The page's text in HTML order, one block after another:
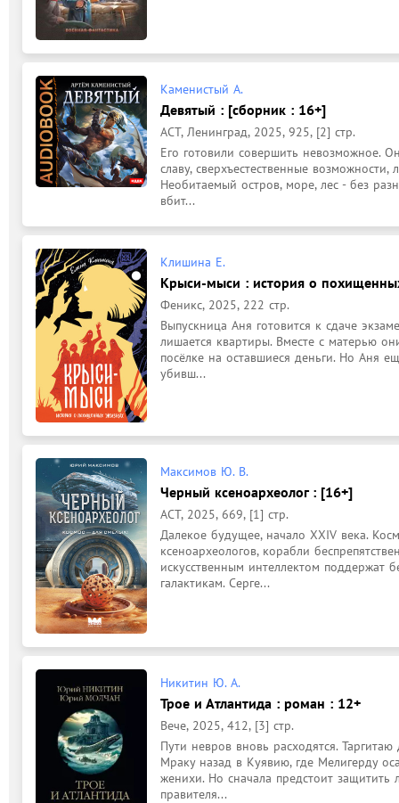
Каменистый А.
Девятый : [сборник : 16+]
АСТ, Ленинград, 2025, 925, [2] стр.
Его готовили совершить невозможное.
славу, сверхъестественные
Необитаемый остров, море, лес - без
вбит...
Клишина Е.
Крыси-мыси : история о
Феникс, 2025, 222 стр.
Выпускница Аня готовится к сдаче
лишается квартиры. Вместе с матерью
посёлке на оставшиеся деньги. Но Аня
убивш...
Максимов Ю. В.
Черный ксеноархеолог : [16+]
АСТ, 2025, 669, [1] стр.
Далекое будущее, начало XXIV века.
ксеноархеологов, корабли
искусственным интеллектом поддержат
галактикам. Серге...
Никитин Ю. А.
Трое и Атлантида : роман : 12+
Вече, 2025, 412, [3] стр.
Пути невров вновь расходятся.
Мраку назад в Куявию, где Мелигерду
женихи. Но сначала предстоит
правителя...